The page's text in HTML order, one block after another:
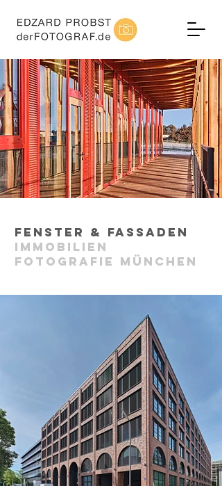
fenster & Fassaden
Immobilien
fotografie München